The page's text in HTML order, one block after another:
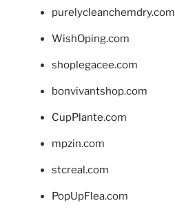
purelycleanchemdry.com
WishOping.com
shoplegacee.com
bonvivantshop.com
CupPlante.com
mpzin.com
stcreal.com
PopUpFlea.com